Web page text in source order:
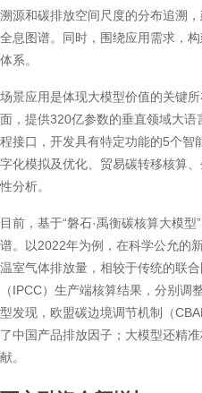
溯源和碳排放空间尺度的分布追溯
全息图谱。同时，围绕应用需求，
体系。
场景应用是体现大模型价值的关键
面，提供320亿参数的垂直领域大
程接口，开发具有特定功能的5个智
字化模拟及优化、贸易碳转移核算
性分析。
目前，基于“磐石·禹衡碳核算大模
谱。以2022年为例，在科学公允的
温室气体排放量，相较于传统的联
（IPCC）生产端核算结果，分别
型发现，欧盟碳边境调节机制（
了中国产品排放因子；大模型还精
献。